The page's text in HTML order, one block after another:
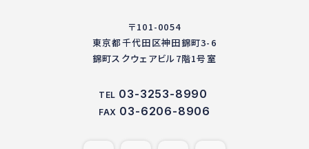
〒101-0054
東京都千代田区神田錦町3-6
錦町スクウェアビル7階1号室
TEL 03-3253-8990
FAX 03-6206-8906